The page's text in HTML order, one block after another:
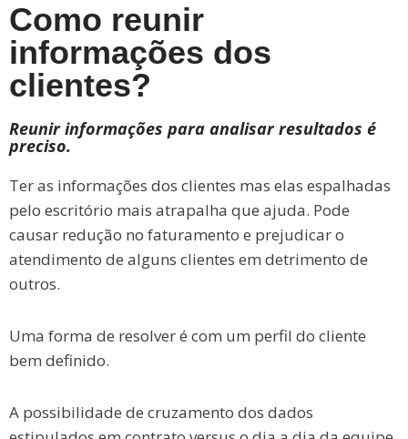
Como reunir
informações dos
clientes?
Reunir informações para analisar resultados é
preciso.
Ter as informações dos clientes mas elas espalhadas
pelo escritório mais atrapalha que ajuda. Pode
causar redução no faturamento e prejudicar o
atendimento de alguns clientes em detrimento de
outros.
Uma forma de resolver é com um perfil do cliente
bem definido.
A possibilidade de cruzamento dos dados